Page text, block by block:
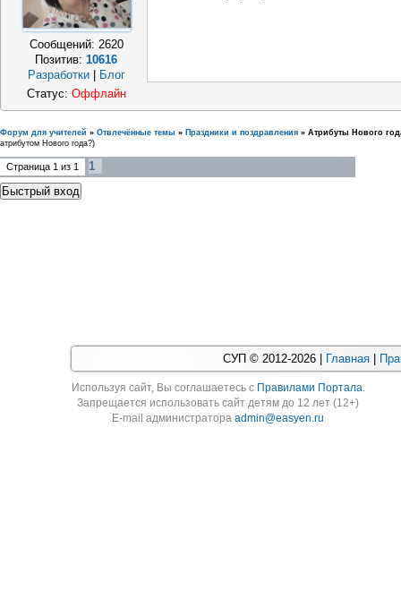
Сообщений: 2620
Позитив:10616
Разработки
Блог
Статус: Оффлайн
Форум для учителей » Отвлечённые темы » Праздники и поздравления » Атрибуты Нового
атрибутом Нового года?)
Страница 1 из 1 1
СУП © 2012-2026 | Главная
Используя cайт, Вы соглашаетесь с Правилами Портала.
Запрещается использовать сайт детям до 12 лет (12+)
E-mail администратораadmin@easyen.ru